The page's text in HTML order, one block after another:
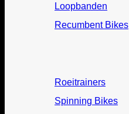
Loopbanden
Recumbent Bikes
Roeitrainers
Spinning Bikes